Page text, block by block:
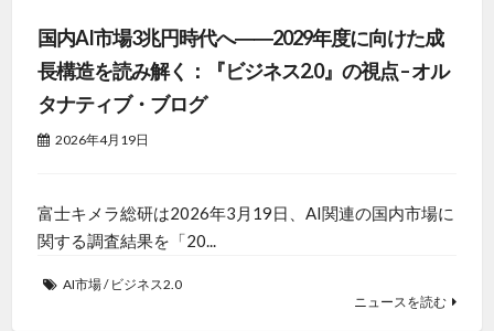
国内AI市場3兆円時代へ――2029年度に向けた成
長構造を読み解く：『ビジネス2.0』の視点 – オル
タナティブ・ブログ
2026年4月19日
富士キメラ総研は2026年3月19日、AI関連の国内市場に
関する調査結果を「20...
AI市場/ ビジネス2.0
ニュースを読む